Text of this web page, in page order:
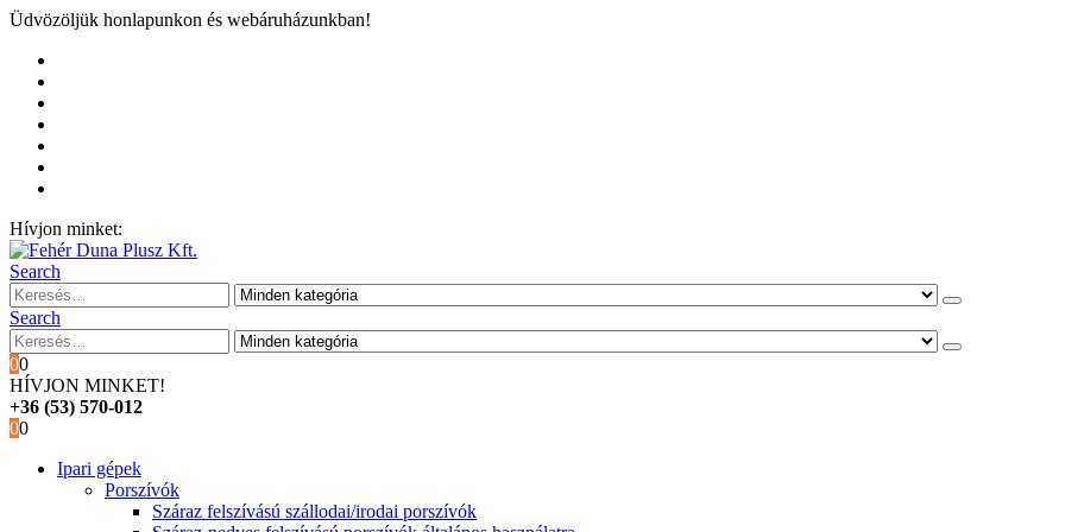
Üdvözöljük honlapunkon és webáruházunkban!
Hívjon minket:
Search
Search
00
HÍVJON MINKET!
+36 (53) 570-012
00
Ipari gépek
Porszívók
Száraz felszívású szállodai/irodai porszívók